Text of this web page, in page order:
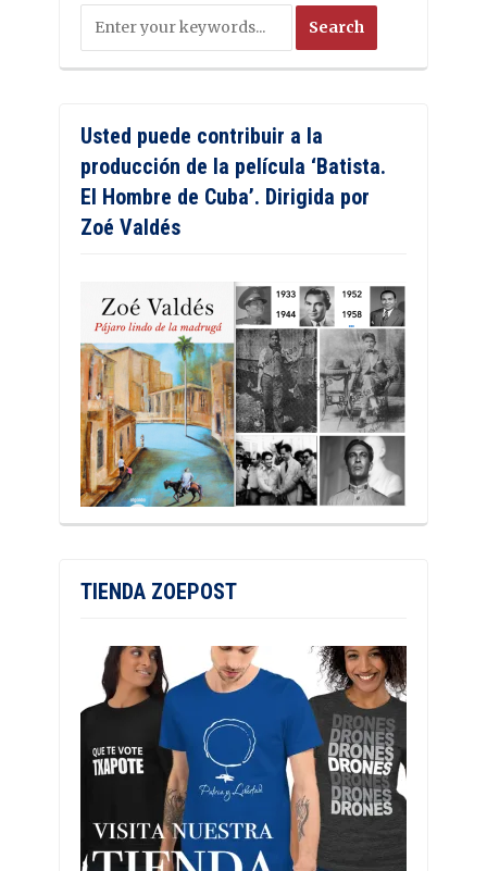
Usted puede contribuir a la
producción de la película ‘Batista.
El Hombre de Cuba’. Dirigida por
Zoé Valdés
TIENDA ZOEPOST